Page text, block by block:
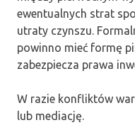
ewentualnych strat
utraty czynszu.
powinno mieć formę
zabezpiecza prawa
W razie konfliktów
lub mediację.